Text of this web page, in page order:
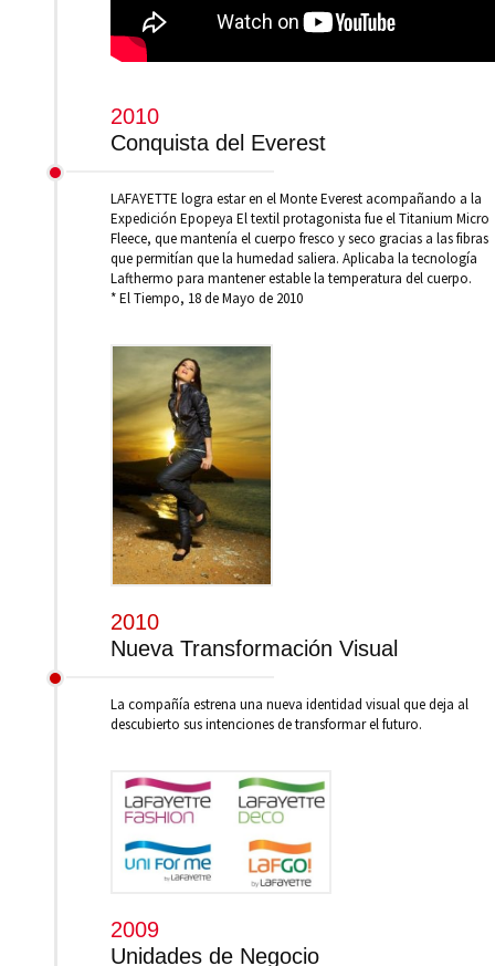
2010
Conquista del Everest
LAFAYETTE logra estar en el Monte Everest acompañando a la
Expedición Epopeya El textil protagonista fue el Titanium Micro
Fleece, que mantenía el cuerpo fresco y seco gracias a las fibras
que permitían que la humedad saliera. Aplicaba la tecnología
Lafthermo para mantener estable la temperatura del cuerpo.
* El Tiempo, 18 de Mayo de 2010
2010
Nueva Transformación Visual
La compañía estrena una nueva identidad visual que deja al
descubierto sus intenciones de transformar el futuro.
2009
Unidades de Negocio